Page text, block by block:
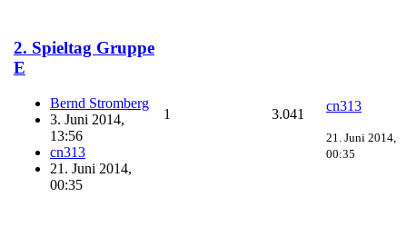
2. Spieltag Gruppe
E
Bernd Stromberg
3. Juni 2014,
13:56
cn313
21. Juni 2014,
00:35
1 3.041
cn313
21. Juni 2014,
00:35